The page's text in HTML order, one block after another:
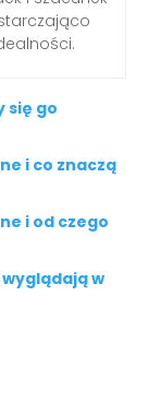
się go
i co znaczą
i od czego
w